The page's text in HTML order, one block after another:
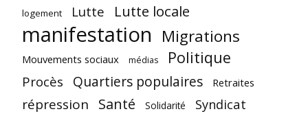
logement
Lutte Lutte locale
manifestation Migrations
Mouvements sociaux médias Politique
Procès Quartiers populaires Retraites
répression Santé Solidarité Syndicat